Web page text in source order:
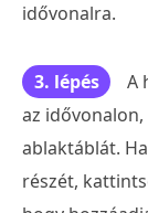
idővonalra.
3. lépés
A
az
ablaktáblát.
részét,